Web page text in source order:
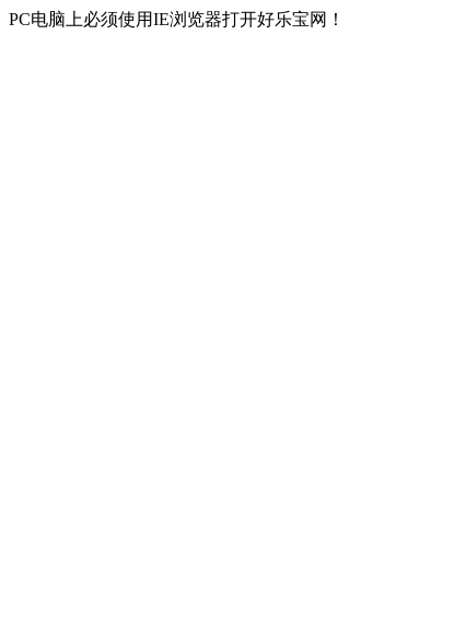
PC电脑上必须使用IE浏览器打开好乐宝网！